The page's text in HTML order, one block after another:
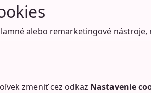
alebo remarketingové
zmeniť cez odkaz Nastavenie